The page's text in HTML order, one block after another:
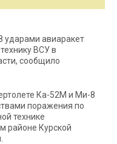
ударами авиаракет
ВСУ в
сообщило
Ка-52М и Ми-8
поражения по
технике
районе Курской